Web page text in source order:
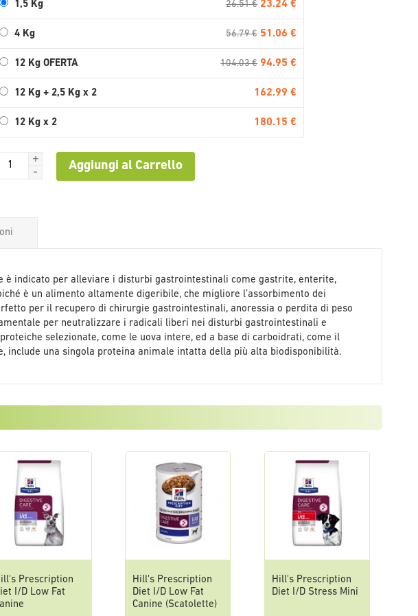
1,5 Kg 26.51 € 23.24 €
4 Kg 56.79 € 51.06 €
12 Kg OFERTA 104.03 € 94.95 €
12 Kg + 2,5 Kg x 2 162.99 €
12 Kg x 2 180.15 €
+
-
Aggiungi al Carrello
è indicato per alleviare i disturbi gastrointestinali come gastrite, enterite,
è un alimento altamente digeribile, che migliore l’assorbimento dei
per il recupero di chirurgie gastrointestinali, anoressia o perdita di peso
per neutralizzare i radicali liberi nei disturbi gastrointestinali e
selezionate, come le uova intere, ed a base di carboidrati, come il
una singola proteina animale intatta della più alta biodisponibilità.
Prescription
I/D Low Fat
Hill's Prescription
Diet I/D Low Fat
Canine (Scatolette)
Hill's Prescription
Diet I/D Stress Mini